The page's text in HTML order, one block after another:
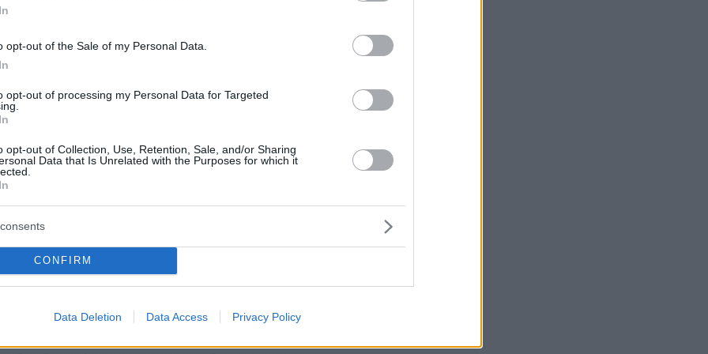
opt-out of the Sale of my Personal Data.
opt-out of processing my Personal Data for Targeted
opt-out of Collection, Use, Retention, Sale, and/or Sharing
Data that Is Unrelated with the Purposes for which it
CONFIRM
Data Deletion Data Access Privacy Policy
τον Ιάσονα
για τα επεισόδια στο
της «ψημένης»
στις 2.30 τα ξημερώματα της 26ης Ιουλίου,
φώναξε «λευτεριά στην Παλαιστίνη» - Ο
που μεταφέρθηκαν στο λιμάνι των
επιχείρηση καθαρισμού
Χανίων σε σπίτι -